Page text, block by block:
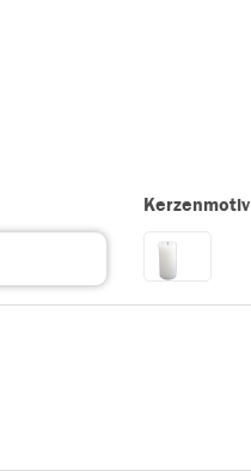
Kerzenmotiv